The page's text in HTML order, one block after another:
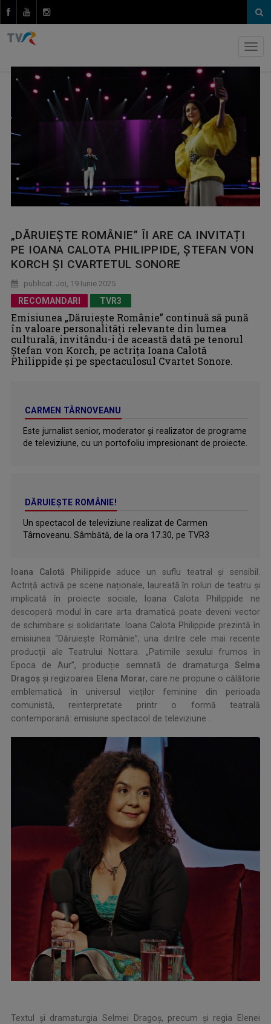
„DĂRUIEȘTE ROMÂNIE” ÎI ARE CA INVITAȚI
PE IOANA CALOTA PHILIPPIDE, ȘTEFAN VON
KORCH ŞI CVARTETUL SONORE
publicat: Joi, 19 Iunie 2025
RECOMANDARI TVR3
Emisiunea „Dăruiește Românie” continuă să pună
în valoare personalități relevante din lumea
culturală, invitându-i de această dată pe tenorul
Ștefan von Korch, pe actrița Ioana Calotă
Philippide şi pe spectaculosul Cvartet Sonore.
CARMEN TÂRNOVEANU
Este jurnalist senior, moderator și realizator de programe
de televiziune, cu un portofoliu impresionant de proiecte.
DĂRUIEȘTE ROMÂNIE!
Un spectacol de televiziune realizat de Carmen
Târnoveanu. Sâmbătă, de la ora 17.30, pe TVR3
Ioana Calotă Philippide aduce un suflu teatral și sensibil.
Actriță activă pe scene naționale, laureată în roluri de teatru și
implicată în proiecte sociale, Ioana Calota Philippide ne
descoperă modul în care arta dramatică poate deveni vector
de schimbare și solidaritate. Ioana Calota Philippide prezintă în
emisiunea “Dăruieşte Românie”, una dintre cele mai recente
producţii ale Teatrului Nottara. „Patimile sexului frumos în
Epoca de Aur”, producție semnată de dramaturga Selma
Dragoș și regizoarea Elena Morar, care ne propune o călătorie
emblematică în universul vieților feminine din perioada
comunistă, reinterpretate printr o formă teatrală
contemporană: emisiune spectacol de televiziune .
Textul și dramaturgia Selmei Dragoș, precum și regia Elenei